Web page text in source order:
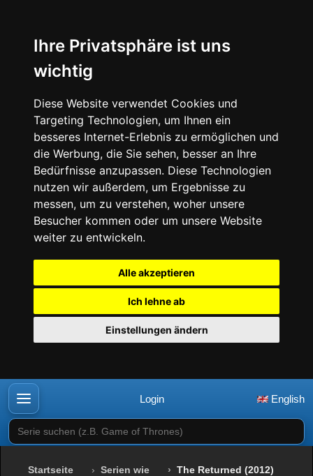
Ihre Privatsphäre ist uns
wichtig
Diese Website verwendet Cookies und
Targeting Technologien, um Ihnen ein
besseres Internet-Erlebnis zu ermöglichen und
die Werbung, die Sie sehen, besser an Ihre
Bedürfnisse anzupassen. Diese Technologien
nutzen wir außerdem, um Ergebnisse zu
messen, um zu verstehen, woher unsere
Besucher kommen oder um unsere Website
weiter zu entwickeln.
Alle akzeptieren
Ich lehne ab
Einstellungen ändern
Login English
Serie suchen (z.B. Game of Thrones)
Startseite Serien wie The Returned (2012)